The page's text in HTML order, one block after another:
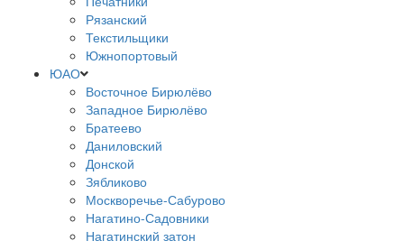
Рязанский
Текстильщики
Южнопортовый
ЮАО
Восточное Бирюлёво
Западное Бирюлёво
Братеево
Даниловский
Донской
Зябликово
Москворечье-Сабурово
Нагатино-Садовники
Нагатинский затон